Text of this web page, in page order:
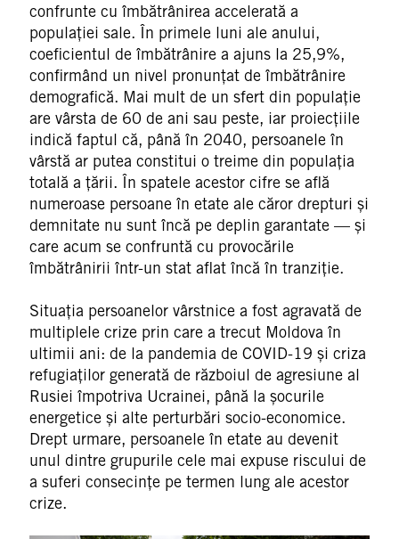
confrunte cu îmbătrânirea accelerată a
populației sale. În primele luni ale anului,
coeficientul de îmbătrânire a ajuns la 25,9%,
confirmând un nivel pronunțat de îmbătrânire
demografică. Mai mult de un sfert din populație
are vârsta de 60 de ani sau peste, iar proiecțiile
indică faptul că, până în 2040, persoanele în
vârstă ar putea constitui o treime din populația
totală a țării. În spatele acestor cifre se află
numeroase persoane în etate ale căror drepturi și
demnitate nu sunt încă pe deplin garantate — și
care acum se confruntă cu provocările
îmbătrânirii într-un stat aflat încă în tranziție.
Situația persoanelor vârstnice a fost agravată de
multiplele crize prin care a trecut Moldova în
ultimii ani: de la pandemia de COVID-19 și criza
refugiaților generată de războiul de agresiune al
Rusiei împotriva Ucrainei, până la șocurile
energetice și alte perturbări socio-economice.
Drept urmare, persoanele în etate au devenit
unul dintre grupurile cele mai expuse riscului de
a suferi consecințe pe termen lung ale acestor
crize.